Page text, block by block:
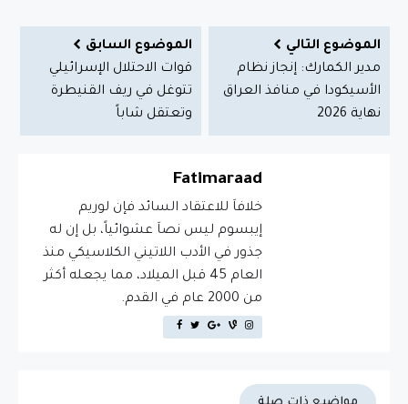
الموضوع التالي
مدير الكمارك: إنجاز نظام
الأسيكودا في منافذ العراق
نهاية 2026
الموضوع السابق
قوات الاحتلال الإسرائيلي
تتوغل في ريف القنيطرة
وتعتقل شاباً
Fatimaraad
خلافاَ للاعتقاد السائد فإن لوريم
إيبسوم ليس نصاَ عشوائياً، بل إن له
جذور في الأدب اللاتيني الكلاسيكي منذ
العام 45 قبل الميلاد، مما يجعله أكثر
من 2000 عام في القدم.